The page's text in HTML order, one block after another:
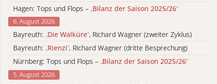
Hagen: Tops und Flops – „Bilanz der Saison 2025/26“
6. August 2026
Bayreuth: „Die Walküre“, Richard Wagner (zweiter Zyklus)
Bayreuth: „Rienzi“, Richard Wagner (dritte Besprechung)
Nürnberg: Tops und Flops – „Bilanz der Saison 2025/26“
5. August 2026